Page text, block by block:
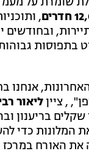
,
ובחודשים ינואר עד
, צייןליאור
שקלים בריענון
המלונות כדי
האורח במרכז